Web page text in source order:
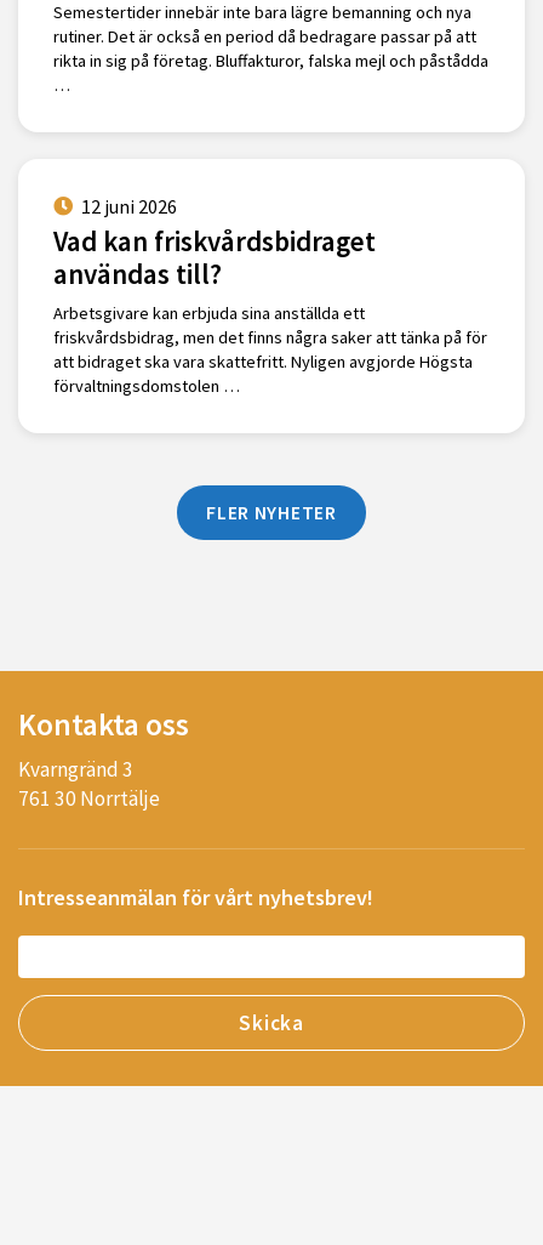
Semestertider innebär inte bara lägre bemanning och nya
rutiner. Det är också en period då bedragare passar på att
rikta in sig på företag. Bluffakturor, falska mejl och påstådda
…
12 juni 2026
Vad kan friskvårdsbidraget
användas till?
Arbetsgivare kan erbjuda sina anställda ett
friskvårdsbidrag, men det finns några saker att tänka på för
att bidraget ska vara skattefritt. Nyligen avgjorde Högsta
förvaltningsdomstolen …
FLER NYHETER
Kontakta oss
Kvarngränd 3
761 30 Norrtälje
Intresseanmälan för vårt nyhetsbrev!